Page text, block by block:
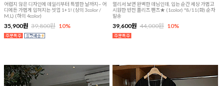
어렵지 않은 디자인에 데일리부터 특별한 날까지~ 어
디에든 가볍게 입혀지는 셋업 1+1! (상의 3color /
M,L) (하의 4color)
35,900원 39,800원 10%
멀리서 보면 완벽한 데님인데, 입는 순간 세상 가볍고
시원한 반전 플리츠 팬츠★ (1color) *8/11(화) 순차
발송
39,600원 44,000원 10%